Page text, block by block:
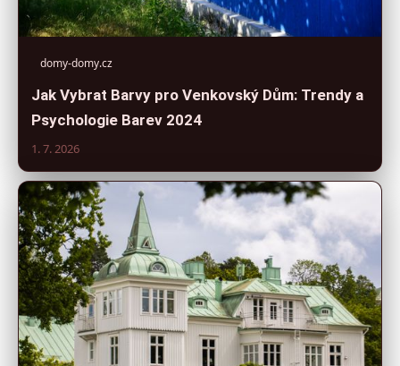
domy-domy.cz
Jak Vybrat Barvy pro Venkovský Dům: Trendy a
Psychologie Barev 2024
1. 7. 2026